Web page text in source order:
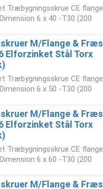
Træbygningsskrue CE flange
6 x 40 -T30 (200
M/Flange & Fræs
Elforzinket Stål Torx
Træbygningsskrue CE flange
6 x 50 -T30 (200
M/Flange & Fræs
Elforzinket Stål Torx
Træbygningsskrue CE flange
6 x 60 -T30 (200
M/Flange & Fræs